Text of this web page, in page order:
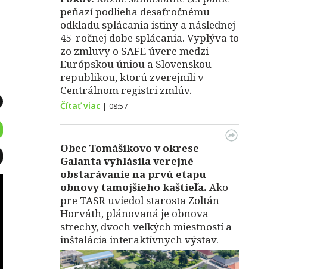
peňazí podlieha desaťročnému
odkladu splácania istiny a následnej
45-ročnej dobe splácania. Vyplýva to
zo zmluvy o SAFE úvere medzi
Európskou úniou a Slovenskou
republikou, ktorú zverejnili v
Centrálnom registri zmlúv.
Čítať viac | 08:57
Obec Tomášikovo v okrese
Galanta vyhlásila verejné
obstarávanie na prvú etapu
obnovy tamojšieho kaštieľa. Ako
pre TASR uviedol starosta Zoltán
Horváth, plánovaná je obnova
strechy, dvoch veľkých miestností a
inštalácia interaktívnych výstav.